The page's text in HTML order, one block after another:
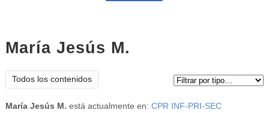
María Jesús M.
Todos los contenidos
María Jesús M. está actualmente en: CPR INF-PRI-SEC